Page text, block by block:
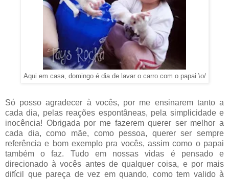
Aqui em casa, domingo é dia de lavar o carro com o papai \o/
Só posso agradecer à vocês, por me ensinarem tanto a
cada dia, pelas reações espontâneas, pela simplicidade e
inocência! Obrigada por me fazerem querer ser melhor a
cada dia, como mãe, como pessoa, querer ser sempre
referência e bom exemplo pra vocês, assim como o papai
também o faz. Tudo em nossas vidas é pensado e
direcionado à vocês antes de qualquer coisa, e por mais
difícil que pareça de vez em quando, como tem valido à